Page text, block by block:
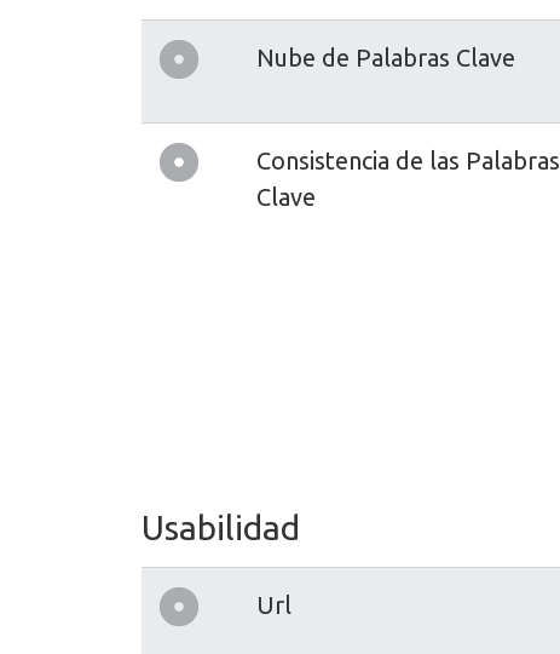
Nube de Palabras Clave
Consistencia de las Palabras
Clave
Usabilidad
Url